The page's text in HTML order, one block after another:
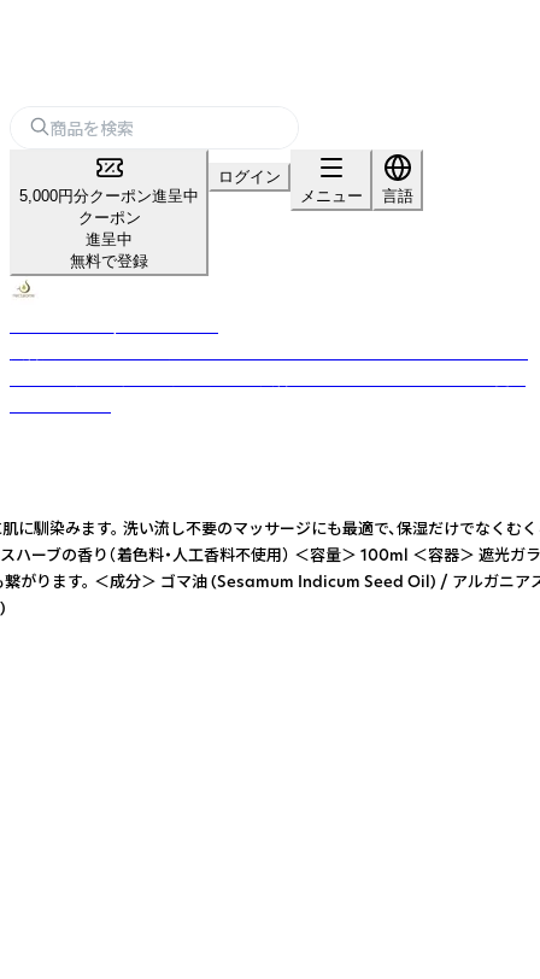
5,000円分クーポン進呈中
クーポン
進呈中
無料で登録
ログイン
メニュー
言語
染みます。 洗い流し不要のマッサージにも最適で、保湿だけで
ーブの香り（着色料・人工香料不使用） ＜容量＞ 100ml ＜容器
にも繋がります。 ＜成分＞ ゴマ油 (Sesamum Indicum Seed